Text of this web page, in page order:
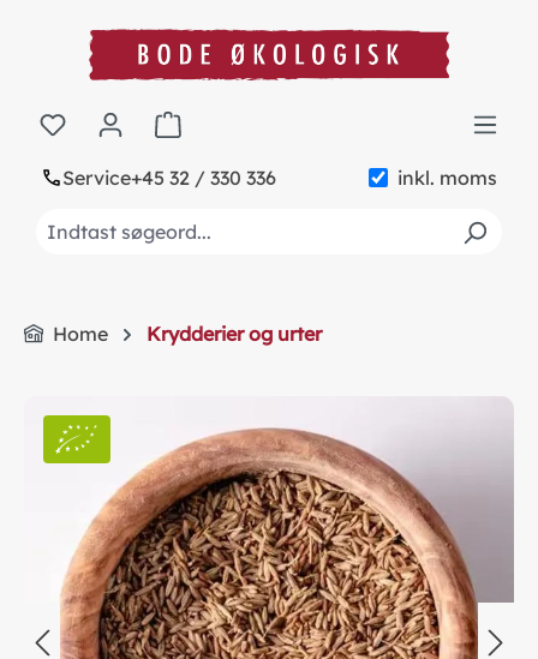
content
Service+45 32 / 330 336 inkl. moms
Shopping cart contains 0 items. The cart
Home Krydderier og urter
Skip image gallery